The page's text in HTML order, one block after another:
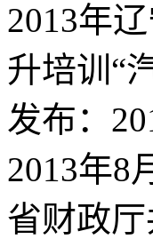
2013年
升培训“
发布：
2013年8
省财政